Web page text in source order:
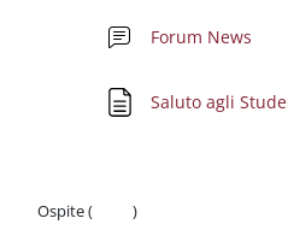
Forum News
Saluto agli
Ospite (
)